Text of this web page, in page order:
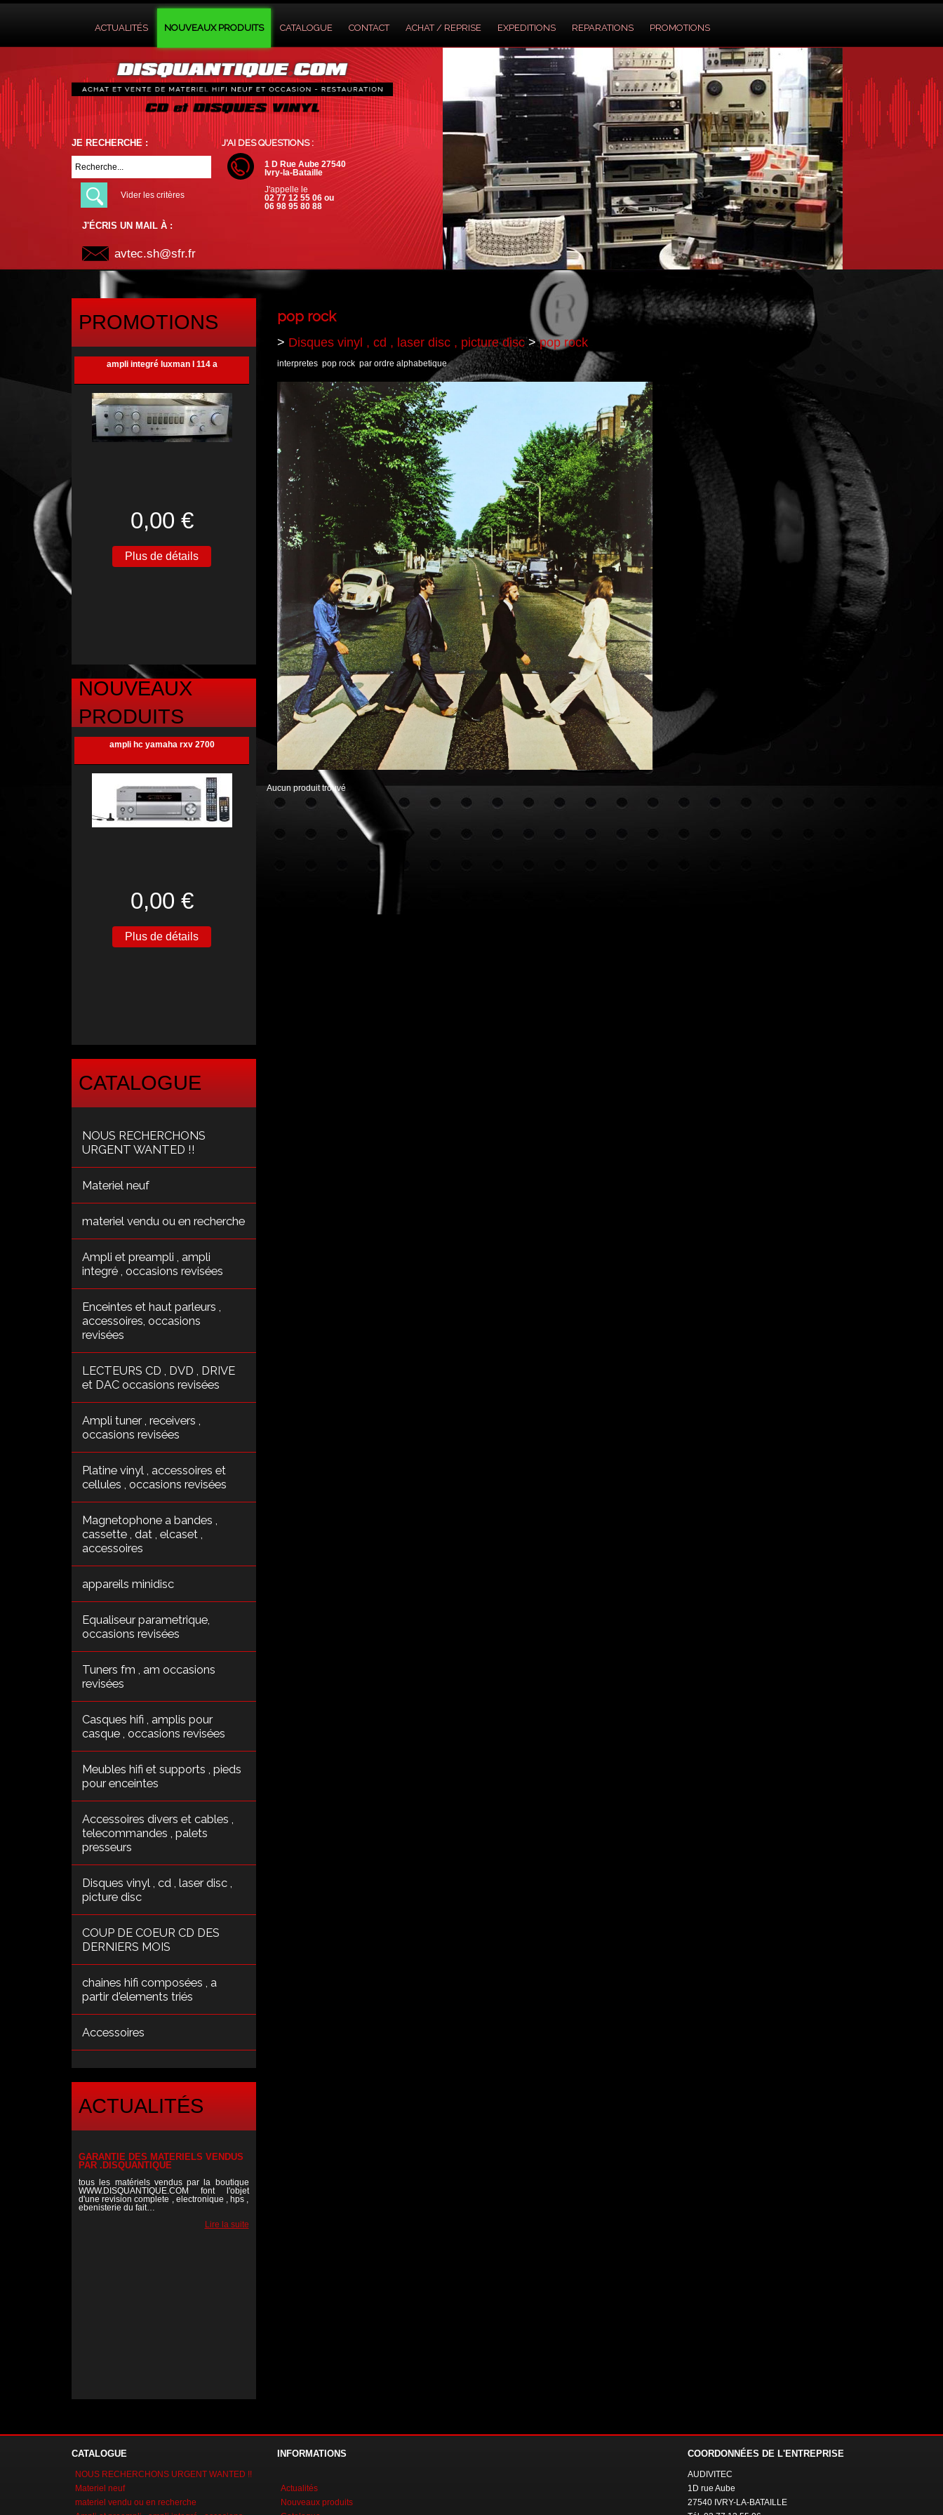
ACTUALITÉS NOUVEAUX PRODUITS CATALOGUE CONTACT ACHAT / REPRISE EXPEDITIONS REPARATIONS PROMOTIONS
JE RECHERCHE :
Vider les critères
J'AI DES QUESTIONS :
1 D Rue Aube 27540
Ivry-la-Bataille
J'appelle le
02 77 12 55 06 ou
06 98 95 80 88
J'ÉCRIS UN MAIL À :
avtec.sh@sfr.fr
PROMOTIONS
ampli integré luxman l 114 a
0,00 €
Plus de détails
NOUVEAUX
PRODUITS
ampli hc yamaha rxv 2700
0,00 €
Plus de détails
CATALOGUE
NOUS RECHERCHONS
URGENT WANTED !!
Materiel neuf
materiel vendu ou en recherche
Ampli et preampli , ampli
integré , occasions revisées
Enceintes et haut parleurs ,
accessoires, occasions
revisées
LECTEURS CD , DVD , DRIVE
et DAC occasions revisées
Ampli tuner , receivers ,
occasions revisées
Platine vinyl , accessoires et
cellules , occasions revisées
Magnetophone a bandes ,
cassette , dat , elcaset ,
accessoires
appareils minidisc
Equaliseur parametrique,
occasions revisées
Tuners fm , am occasions
revisées
Casques hifi , amplis pour
casque , occasions revisées
Meubles hifi et supports , pieds
pour enceintes
Accessoires divers et cables ,
telecommandes , palets
presseurs
Disques vinyl , cd , laser disc ,
picture disc
COUP DE COEUR CD DES
DERNIERS MOIS
chaines hifi composées , a
partir d'elements triés
Accessoires
ACTUALITÉS
Lire la suite
GARANTIE DES MATERIELS VENDUS
PAR .DISQUANTIQUE
tous les matériels vendus par la boutique
WWW.DISQUANTIQUE.COM font l'objet
d'une revision complete , electronique , hps ,
ebenisterie du fait…
Lire la suite
pop rock
> Disques vinyl , cd , laser disc , picture disc>pop rock
interpretes pop rock par ordre alphabetique
Aucun produit trouvé
CATALOGUE
NOUS RECHERCHONS URGENT WANTED !!
Materiel neuf
materiel vendu ou en recherche
INFORMATIONS
Actualités
Nouveaux produits
COORDONNÉES DE L'ENTREPRISE
AUDIVITEC
1D rue Aube
27540 IVRY-LA-BATAILLE